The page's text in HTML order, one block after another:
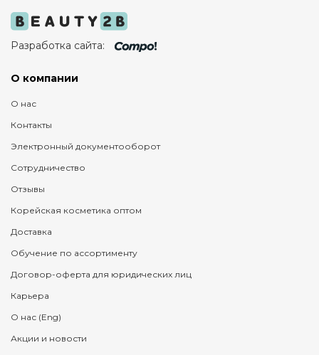
Разработка сайта:
О компании
О нас
Контакты
Электронный документооборот
Сотрудничество
Отзывы
Корейская косметика оптом
Доставка
Обучение по ассортименту
Договор-оферта для юридических лиц
Карьера
О нас (Eng)
Акции и новости